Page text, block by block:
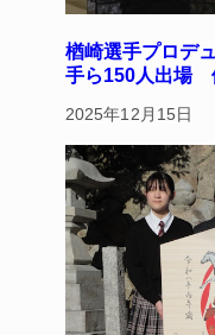
楢崎選手プロデ
手ら150人出場
2025年12月15日